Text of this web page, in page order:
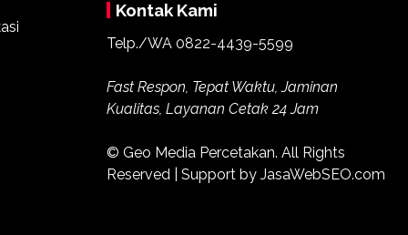
Kontak Kami
Telp./WA 0822-4439-5599
Fast Respon, Tepat Waktu, Jaminan
Kualitas, Layanan Cetak 24 Jam
© Geo Media Percetakan. All Rights
Reserved | Support by JasaWebSEO.com